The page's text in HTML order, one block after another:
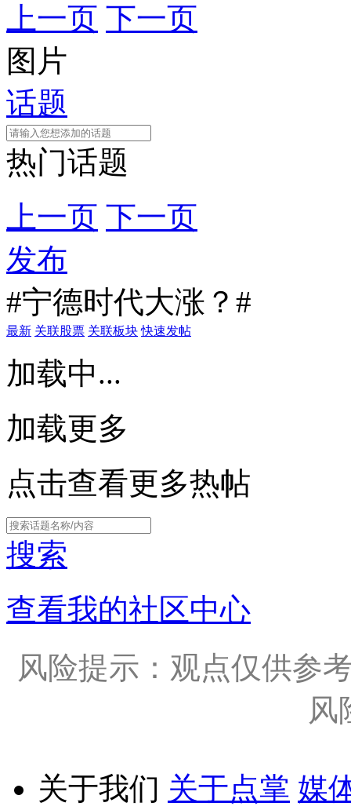
上一页 下一页
图片
话题
热门话题
上一页 下一页
发布
#宁德时代大涨？#
最新 关联股票 关联板块 快速发帖
加载中...
加载更多
点击查看更多热帖
搜索
查看我的社区中心
风险提示：观点仅供参
风
关于我们 关于点掌 媒